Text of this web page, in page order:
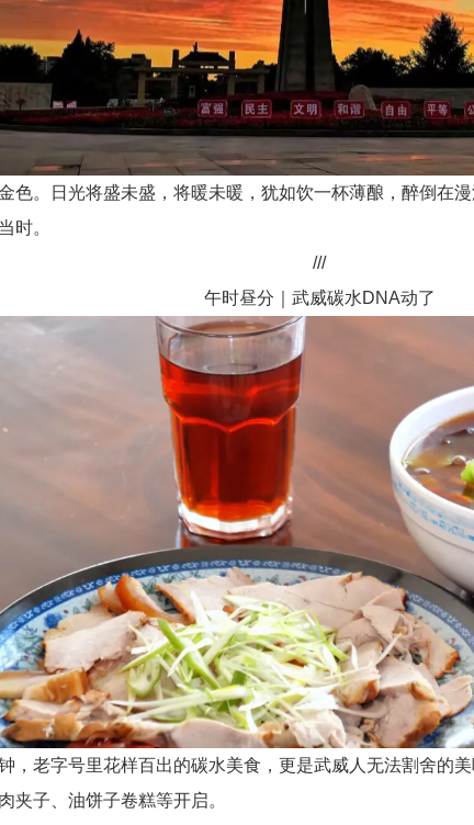
色。日光将盛未盛，将暖未暖，犹如饮一杯薄酿，醉倒在
时。
///
午时昼分｜武威碳水DNA动了
，老字号里花样百出的碳水美食，更是武威人无法割舍的
夹子、油饼子卷糕等开启。